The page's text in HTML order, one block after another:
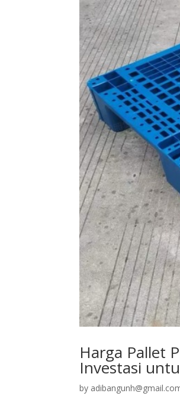
Harga Pallet
Investasi
by